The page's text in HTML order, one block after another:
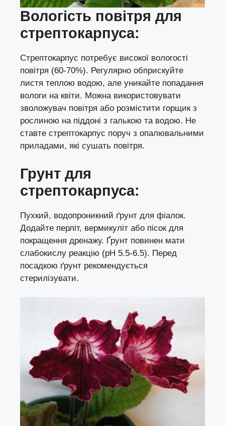
Вологість повітря для
стрептокарпуса:
Стрептокарпус потребує високої вологості
повітря (60-70%). Регулярно обприскуйте
листя теплою водою, але уникайте попадання
вологи на квіти. Можна використовувати
зволожувач повітря або розмістити горщик з
рослиною на піддоні з галькою та водою. Не
ставте стрептокарпус поруч з опалювальними
приладами, які сушать повітря.
Грунт для
стрептокарпуса:
Пухкий, водопроникний ґрунт для фіалок.
Додайте перліт, вермикуліт або пісок для
покращення дренажу. Ґрунт повинен мати
слабокислу реакцію (pH 5.5-6.5). Перед
посадкою ґрунт рекомендується
стерилізувати.